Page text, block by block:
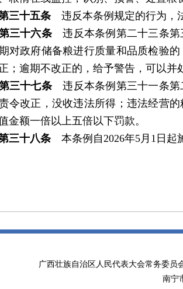
三十五条 违反本条例规定的行为，
三十六条违反本条例第二十三条第
对政府储备粮进行质量和品质检验
；逾期不改正的，给予警告，可以
三十七条违反本条例第三十一条第
令改正，没收违法所得；违法经营
金额一倍以上五倍以下罚款。
三十八条 本条例自2026年5月1日起
广西壮族自治区人民代表大会常务委
南宁